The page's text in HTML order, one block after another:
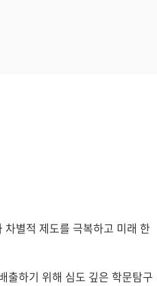
별적 제도를 극복하고 미래 한
출하기 위해 심도 깊은 학문탐구